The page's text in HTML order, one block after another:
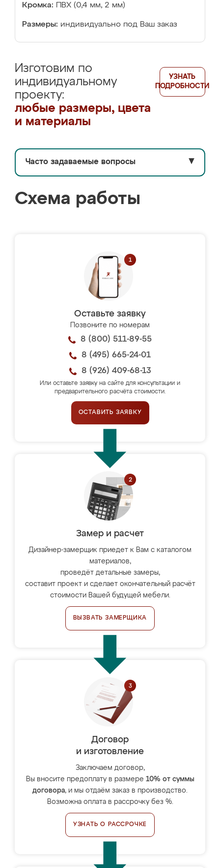
Кромка: ПВХ (0,4 мм, 2 мм)
Размеры: индивидуально под Ваш заказ
Изготовим по
индивидуальному
проекту:
любые размеры, цвета
и материалы
УЗНАТЬ
ПОДРОБНОСТИ
Часто задаваемые вопросы ▼
Схема работы
Оставьте заявку
Позвоните по номерам
8 (800) 511-89-55
8 (495) 665-24-01
8 (926) 409-68-13
Или оставьте заявку на сайте для консультации и
предварительного расчёта стоимости.
ОСТАВИТЬ ЗАЯВКУ
Замер и расчет
Дизайнер-замерщик приедет к Вам с каталогом
материалов,
проведёт детальные замеры,
составит проект и сделает окончательный расчёт
стоимости Вашей будущей мебели.
ВЫЗВАТЬ ЗАМЕРЩИКА
Договор
и изготовление
Заключаем договор,
Вы вносите предоплату в размере 10% от суммы
договора, и мы отдаём заказ в производство.
Возможна оплата в рассрочку без %.
УЗНАТЬ О РАССРОЧКЕ